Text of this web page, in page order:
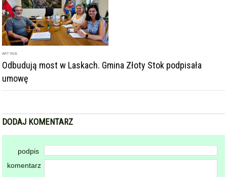
ARTYKUŁ
Odbudują most w Laskach. Gmina Złoty Stok podpisała
umowę
DODAJ KOMENTARZ
podpis
komentarz